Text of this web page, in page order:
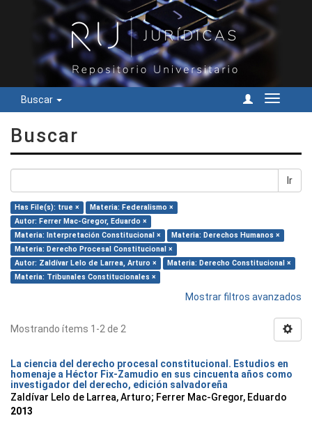
Buscar
Cambiar
Buscar
Ir
Has File(s): true ×
Materia: Federalismo ×
Autor: Ferrer Mac-Gregor, Eduardo ×
Materia: Interpretación Constitucional ×
Materia: Derechos Humanos ×
Materia: Derecho Procesal Constitucional ×
Autor: Zaldívar Lelo de Larrea, Arturo ×
Materia: Derecho Constitucional ×
Materia: Tribunales Constitucionales ×
Mostrar filtros avanzados
Mostrando ítems 1-2 de 2
La ciencia del derecho procesal constitucional. Estudios en
homenaje a Héctor Fix-Zamudio en sus cincuenta años como
investigador del derecho, edición salvadoreña
Zaldívar Lelo de Larrea, Arturo; Ferrer Mac-Gregor, Eduardo
2013